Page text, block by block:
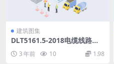
建筑图集
DLT5161.5-2018电缆线路施
3 年前 10 1.98